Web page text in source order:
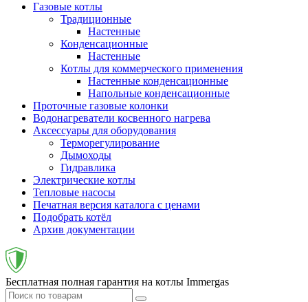
Газовые котлы
Традиционные
Настенные
Конденсационные
Настенные
Котлы для коммерческого применения
Настенные конденсационные
Напольные конденсационные
Проточные газовые колонки
Водонагреватели косвенного нагрева
Аксессуары для оборудования
Терморегулирование
Дымоходы
Гидравлика
Электрические котлы
Тепловые насосы
Печатная версия каталога с ценами
Подобрать котёл
Архив документации
Бесплатная полная гарантия на котлы Immergas